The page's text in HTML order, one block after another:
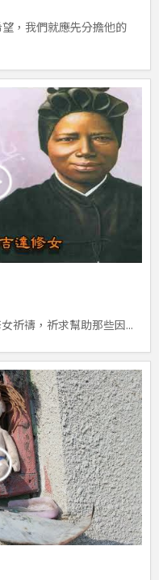
，我們就應先分擔他的
祈禱，祈求幫助那些因...